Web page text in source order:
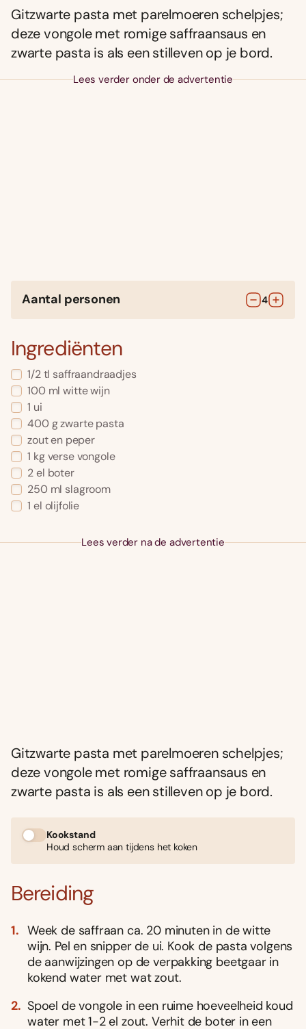
Gitzwarte pasta met parelmoeren schelpjes;
deze vongole met romige saffraansaus en
zwarte pasta is als een stilleven op je bord.
Lees verder onder de advertentie
Aantal personen 4
Ingrediënten
1/2 tl saffraandraadjes
100 ml witte wijn
1 ui
400 gzwarte pasta
zout en peper
1 kg verse vongole
2el boter
250 ml slagroom
1 el olijfolie
Lees verder na de advertentie
Gitzwarte pasta met parelmoeren schelpjes;
deze vongole met romige saffraansaus en
zwarte pasta is als een stilleven op je bord.
Kookstand
Houd scherm aan tijdens het koken
Bereiding
Week de saffraan ca. 20 minuten in de witte
wijn. Pel en snipper de ui. Kook de pasta volgens
de aanwijzingen op de verpakking beetgaar in
kokend water met wat zout.
Spoel de vongole in een ruime hoeveelheid koud
water met 1-2 el zout. Verhit de boter in een